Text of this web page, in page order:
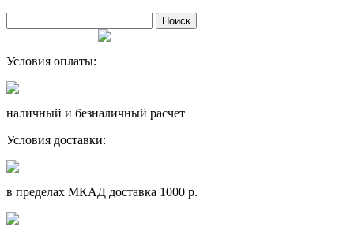
Условия оплаты:
наличный и безналичный расчет
Условия доставки:
в пределах МКАД доставка 1000 р.